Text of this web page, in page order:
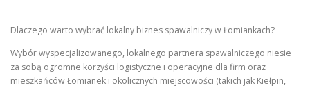
Dlaczego warto wybrać lokalny biznes spawalniczy w Łomiankach?
Wybór wyspecjalizowanego, lokalnego partnera spawalniczego niesie
za sobą ogromne korzyści logistyczne i operacyjne dla firm oraz
mieszkańców Łomianek i okolicznych miejscowości (takich jak Kiełpin,